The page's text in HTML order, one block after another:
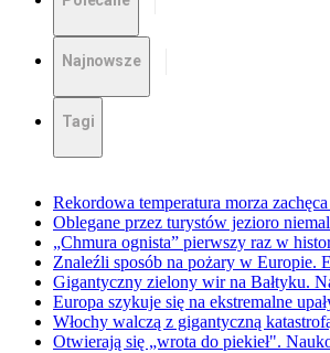
Najnowsze
Tagi
Rekordowa temperatura morza
Oblegane przez turystów jezioro
„Chmura ognista” pierwszy raz w
Znaleźli sposób na pożary w Europie.
Gigantyczny zielony wir na Bałtyku.
Europa szykuje się na ekstremalne
Włochy walczą z gigantyczną
Otwierają się „wrota do piekieł".